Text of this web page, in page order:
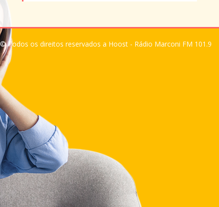
© Todos os direitos reservados a Hoost - Rádio Marconi FM 101.9